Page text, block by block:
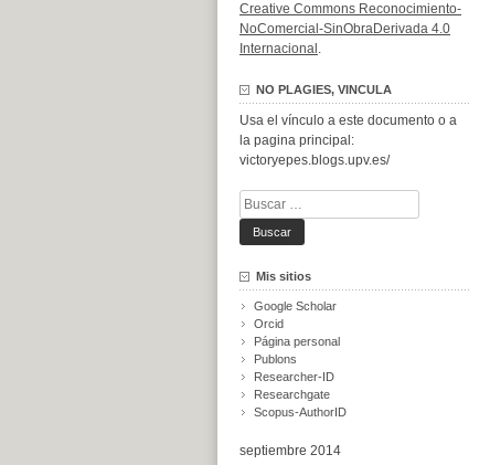
Creative Commons Reconocimiento-
NoComercial-SinObraDerivada 4.0
Internacional .
NO PLAGIES, VINCULA
Usa el vínculo a este documento o a
la pagina principal:
victoryepes.blogs.upv.es/
Buscar:
Mis sitios
Google Scholar
Orcid
Página personal
Publons
Researcher-ID
Researchgate
Scopus-AuthorID
septiembre 2014